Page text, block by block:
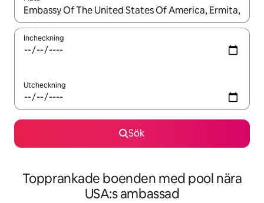
När resultaten är tillgängliga kan du navigera med upp- och
Incheckning
Utcheckning
Sök
Topprankade boenden med pool nära
USA:s ambassad